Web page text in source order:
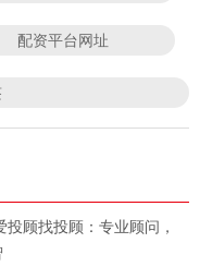
配资平台网址
顾找投顾：专业顾问，